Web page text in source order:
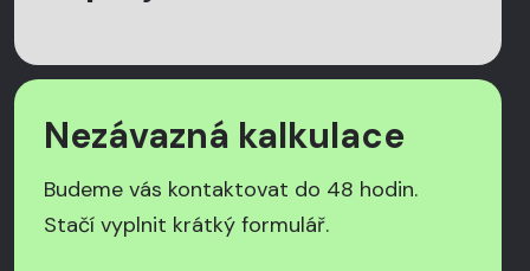
Nezávazná kalkulace
Budeme vás kontaktovat do 48 hodin.
Stačí vyplnit krátký formulář.